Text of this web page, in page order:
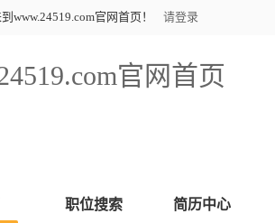
www.24519.com官网首页！ 请登录
官网首页
职位搜索 简历中心